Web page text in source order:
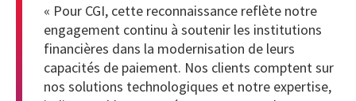
« Pour CGI, cette reconnaissance reflète notre
engagement continu à soutenir les institutions
financières dans la modernisation de leurs
capacités de paiement. Nos clients comptent sur
nos solutions technologiques et notre expertise,